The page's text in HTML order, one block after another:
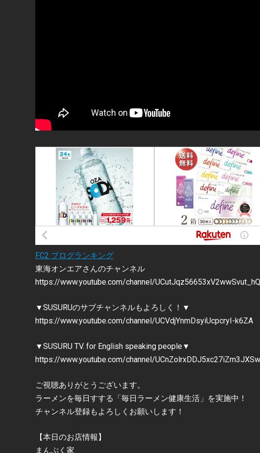
FC2 ブログランキング
東海オンエアさんのチャンネル
https://www.youtube.com/channel/UCutJqz56653xV2wwSvut_hQ
▼SUSURUのサブチャンネルもよろしく！▼
https://www.youtube.com/channel/UCVdjYnmDsyiUcpcryI-k6ZA
▼SUSURU TV. for English speaking people▼
https://www.youtube.com/channel/UCnZolrxDDJ5xc27iZm3JXSw
ご視聴ありがとうございます。
ラーメンを毎日すする「毎日ラーメン健康生活」を実施中！
チャンネル登録もよろしくお願いします！
【本日のお店情報】
まんぷく家